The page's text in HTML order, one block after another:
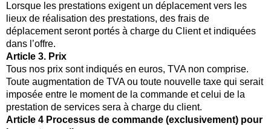
Lorsque les prestations exigent un déplacement vers les
lieux de réalisation des prestations, des frais de
déplacement seront portés à charge du Client et indiquées
dans l’offre.
Article 3. Prix
Tous nos prix sont indiqués en euros, TVA non comprise.
Toute augmentation de TVA ou toute nouvelle taxe qui serait
imposée entre le moment de la commande et celui de la
prestation de services sera à charge du client.
Article 4 Processus de commande (exclusivement) pour